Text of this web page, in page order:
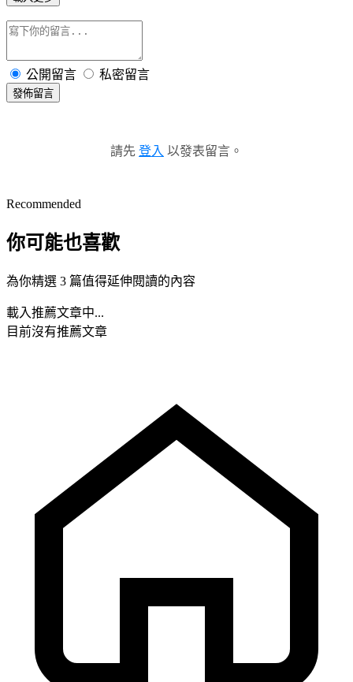
公開留言 私密留言
發佈留言
請先 登入 以發表留言。
Recommended
你可能也喜歡
為你精選 3 篇值得延伸閱讀的內容
載入推薦文章中...
目前沒有推薦文章